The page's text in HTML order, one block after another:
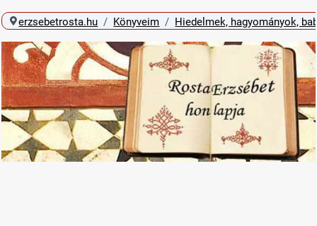
erzsebetrosta.hu Könyveim Hiedelmek, hagyományok,